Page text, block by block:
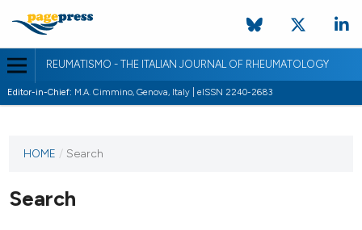
REUMATISMO - THE ITALIAN JOURNAL OF RHEUMATOLOGY
Editor-in-Chief: M.A. Cimmino, Genova, Italy | eISSN 2240-2683
HOME / Search
Search